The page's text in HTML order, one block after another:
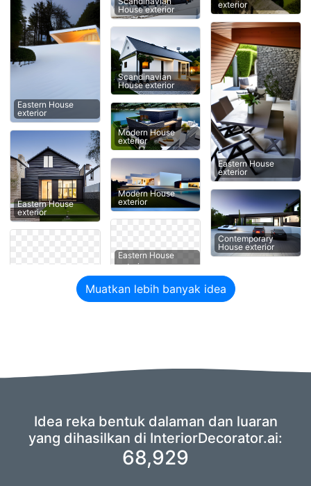
Eastern House
exterior
Eastern House
exterior
House exterior
Scandinavian
House exterior
Modern House
exterior
Modern House
exterior
Eastern House
exterior
Eastern House
exterior
Contemporary
House exterior
Muatkan lebih banyak idea
Idea reka bentuk dalaman dan luaran
yang dihasilkan di InteriorDecorator.ai:
68,929